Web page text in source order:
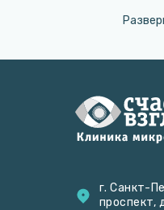
также необходима
микрохирургии глаза
Санкт-Петербурга и
«Мегаоптикой» —
оснащение и высокая
офтальмологических
г. Санкт-
проспект,